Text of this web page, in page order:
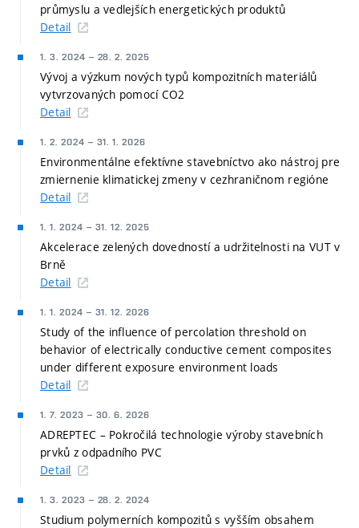
průmyslu a vedlejších energetických produktů
Detail
1. 3. 2024 – 28. 2. 2025
Vývoj a výzkum nových typů kompozitních materiálů
vytvrzovaných pomocí CO2
Detail
1. 2. 2024 – 31. 1. 2026
Environmentálne efektívne stavebníctvo ako nástroj pre
zmiernenie klimatickej zmeny v cezhraničnom regióne
Detail
1. 1. 2024 – 31. 12. 2025
Akcelerace zelených dovedností a udržitelnosti na VUT v
Brně
Detail
1. 1. 2024 – 31. 12. 2026
Study of the influence of percolation threshold on
behavior of electrically conductive cement composites
under different exposure environment loads
Detail
1. 7. 2023 – 30. 6. 2026
ADREPTEC – Pokročilá technologie výroby stavebních
prvků z odpadního PVC
Detail
1. 3. 2023 – 28. 2. 2024
Studium polymerních kompozitů s vyšším obsahem